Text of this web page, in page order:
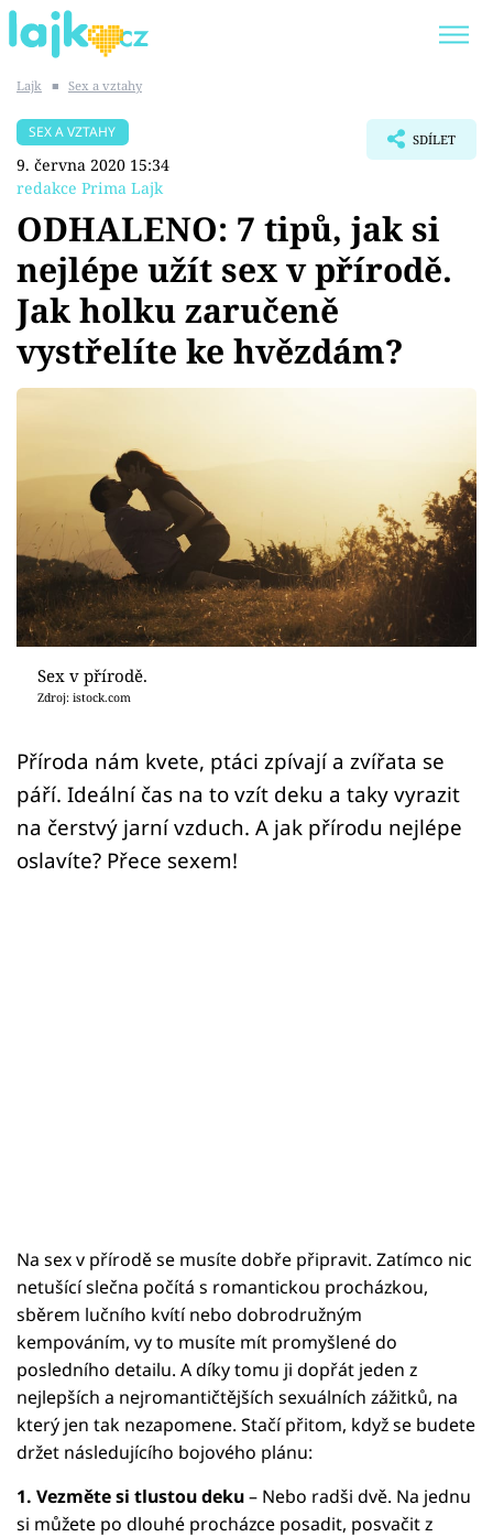
SHOPAHOLICADEL
Témata
Showbyznys
Youtubeři
Sex a vztahy
Videa
Sledujte prima+
Přihlášení
Sledujte nás
Lajk ■ Sex a vztahy
SEX A VZTAHY
9. června 2020 15:34
redakce Prima Lajk
SDÍLET
ODHALENO: 7 tipů, jak si
nejlépe užít sex v přírodě.
Jak holku zaručeně
vystřelíte ke hvězdám?
Sex v přírodě.
Zdroj: istock.com
Příroda nám kvete, ptáci zpívají a zvířata se
páří. Ideální čas na to vzít deku a taky vyrazit
na čerstvý jarní vzduch. A jak přírodu nejlépe
oslavíte? Přece sexem!
Na sex v přírodě se musíte dobře připravit. Zatímco nic
netušící slečna počítá s romantickou procházkou,
sběrem lučního kvítí nebo dobrodružným
kempováním, vy to musíte mít promyšlené do
posledního detailu. A díky tomu ji dopřát jeden z
nejlepších a nejromantičtějších sexuálních zážitků, na
který jen tak nezapomene. Stačí přitom, když se budete
držet následujícího bojového plánu:
1. Vezměte si tlustou deku– Nebo radši dvě. Na jednu
si můžete po dlouhé procházce posadit, posvačit z